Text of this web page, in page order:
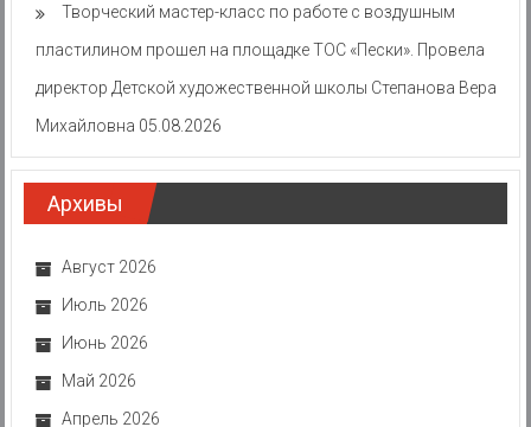
Творческий мастер-класс по работе с воздушным
пластилином прошел на площадке ТОС «Пески». Провела
директор Детской художественной школы Степанова Вера
Михайловна 05.08.2026
Архивы
Август 2026
Июль 2026
Июнь 2026
Май 2026
Апрель 2026